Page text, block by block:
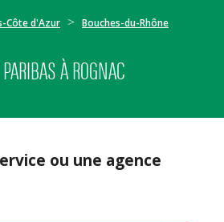
Côte d'Azur
Bouches-du-Rhône
À ROGNAC
ou une agence